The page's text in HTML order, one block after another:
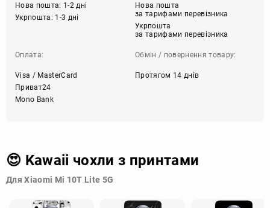
Нова пошта: 1-2 дні
Укрпошта: 1-3 дні
Нова пошта
за тарифами перевізника
Укрпошта
за тарифами перевізника
Оплата:
Visa / MasterCard
Приват24
Mono Bank
Обмін / повернення товару:
Протягом 14 днів
😍 Kawaii чохли з принтами
Для Xiaomi Mi 10T Lite 5G